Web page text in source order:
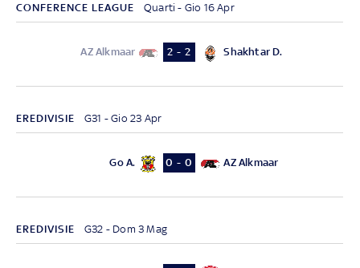
CONFERENCE LEAGUE Quarti - Gio 16 Apr
AZ Alkmaar 2 - 2 Shakhtar D.
EREDIVISIE G31 - Gio 23 Apr
Go A. 0 - 0 AZ Alkmaar
EREDIVISIE G32 - Dom 3 Mag